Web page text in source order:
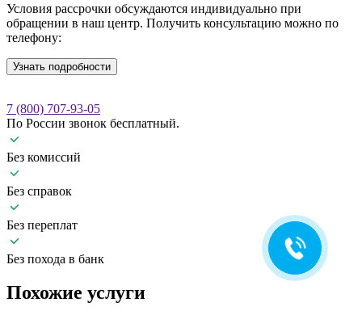
Условия рассрочки обсуждаются индивидуально при
обращении в наш центр. Получить консультацию можно по
телефону:
Узнать подробности
7 (800) 707-93-05
По России звонок бесплатный.
Без комиссий
Без справок
Без переплат
Без похода в банк
Похожие услуги